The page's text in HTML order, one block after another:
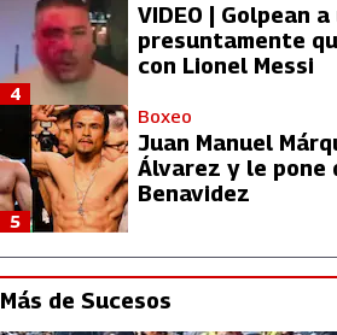
VIDEO | Golpean
presuntamente
con Lionel Messi
4
Boxeo
Juan Manuel
Álvarez y le pone
Benavidez
5
Más de Sucesos